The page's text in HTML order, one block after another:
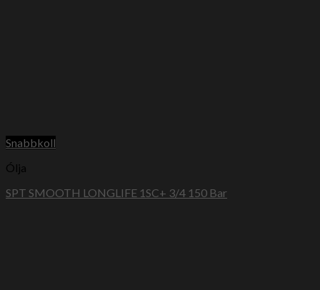
Snabbkoll
Ólja
SPT SMOOTH LONGLIFE 1SC+ 3/4 150 Bar